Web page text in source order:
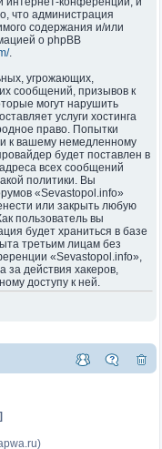
что администрация
содержания и/или
о phpBB
.
угрожающих,
сообщений, призывов к
могут нарушить
услуги хостинга
право. Попытки
к вашему немедленному
будет поставлен в
всех сообщений
политики. Вы
«Sevastopol.info»
или закрыть любую
пользователь вы
будет храниться в базе
третьим лицам без
«Sevastopol.info»,
за действия хакеров,
доступу к ней.
]